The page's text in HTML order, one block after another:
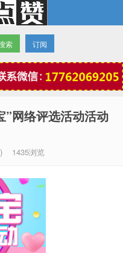
订阅
”网络评选活动活动
1435浏览